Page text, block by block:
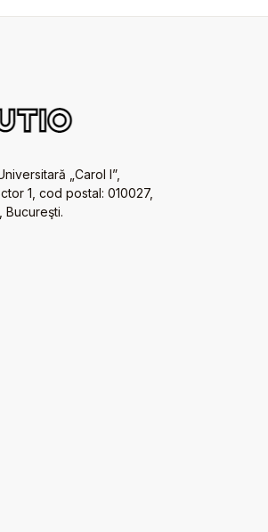
„Carol I”,
1, cod postal: 010027,
Bucureşti.